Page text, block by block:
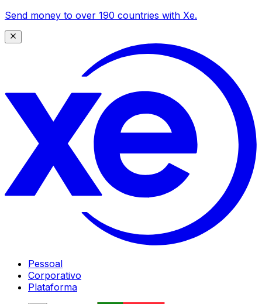
Send money to over 190 countries with Xe.
Pessoal
Corporativo
Plataforma